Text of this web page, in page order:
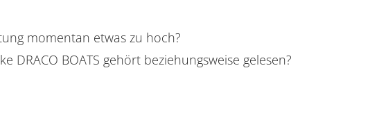
momentan etwas zu hoch?
DRACO BOATS gehört beziehungsweise gelesen?